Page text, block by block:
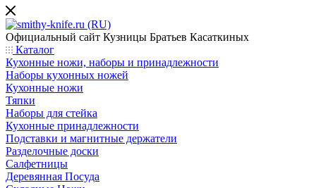
Официальный сайт Кузницы Братьев Касаткиных
Каталог
Кухонные ножи, наборы и принадлежности
Наборы кухонных ножей
Кухонные ножи
Тяпки
Наборы для стейка
Кухонные принадлежности
Подставки и магнитные держатели
Разделочные доски
Салфетницы
Деревянная Посуда